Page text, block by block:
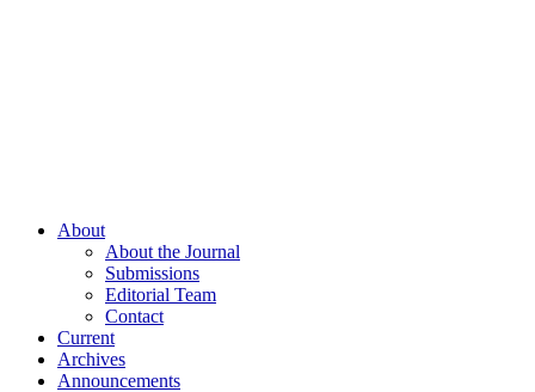
About
About the Journal
Submissions
Editorial Team
Contact
Current
Archives
Announcements